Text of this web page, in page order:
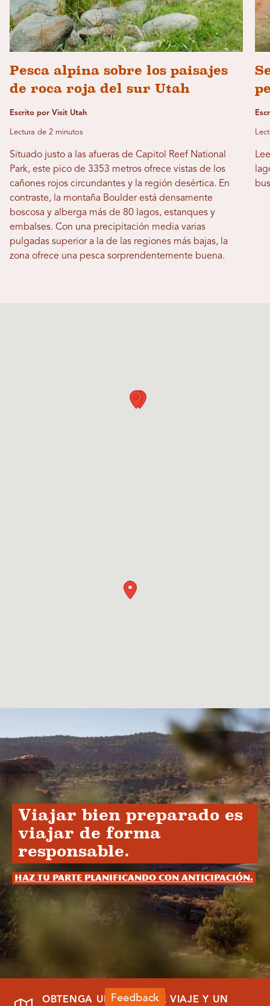
Pesca alpina sobre los paisajes
de roca roja del sur Utah
Escrito por Visit Utah
Lectura de 2 minutos
Situado justo a las afueras de Capitol Reef National
Park, este pico de 3353 metros ofrece vistas de los
cañones rojos circundantes y la región desértica. En
contraste, la montaña Boulder está densamente
boscosa y alberga más de 80 lagos, estanques y
embalses. Con una precipitación media varias
pulgadas superior a la de las regiones más bajas, la
zona ofrece una pesca sorprendentemente buena.
Viajar bien preparado es
viajar de forma
responsable.
Haz tu parte planificando con anticipación.
OBTENGA UNA GUÍA DE VIAJE Y UN